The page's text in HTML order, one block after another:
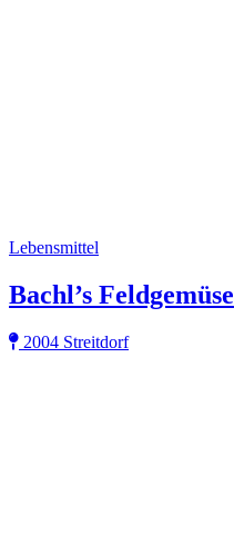
Lebensmittel
Bachl’s Feldgemüse
2004 Streitdorf